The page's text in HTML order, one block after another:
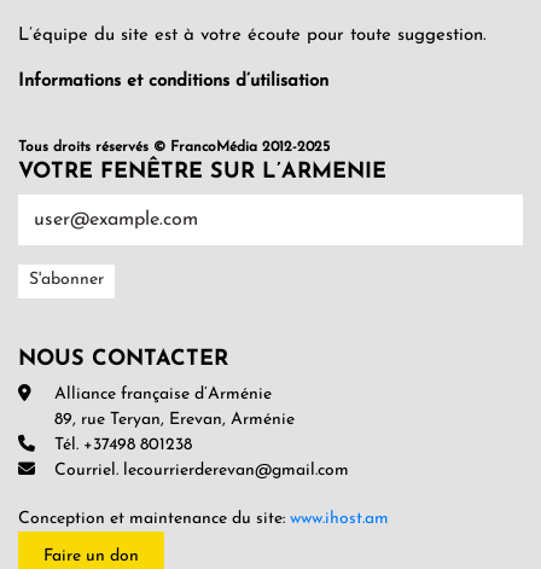
L’équipe du site est à votre écoute pour toute suggestion.
Informations et conditions d’utilisation
Tous droits réservés © FrancoMédia 2012-2025
VOTRE FENÊTRE SUR L’ARMENIE
NOUS CONTACTER
Alliance française d’Arménie
89, rue Teryan, Erevan, Arménie
Tél. +37498 801238
Courriel. lecourrierderevan@gmail.com
Conception et maintenance du site: www.ihost.am
Faire un don